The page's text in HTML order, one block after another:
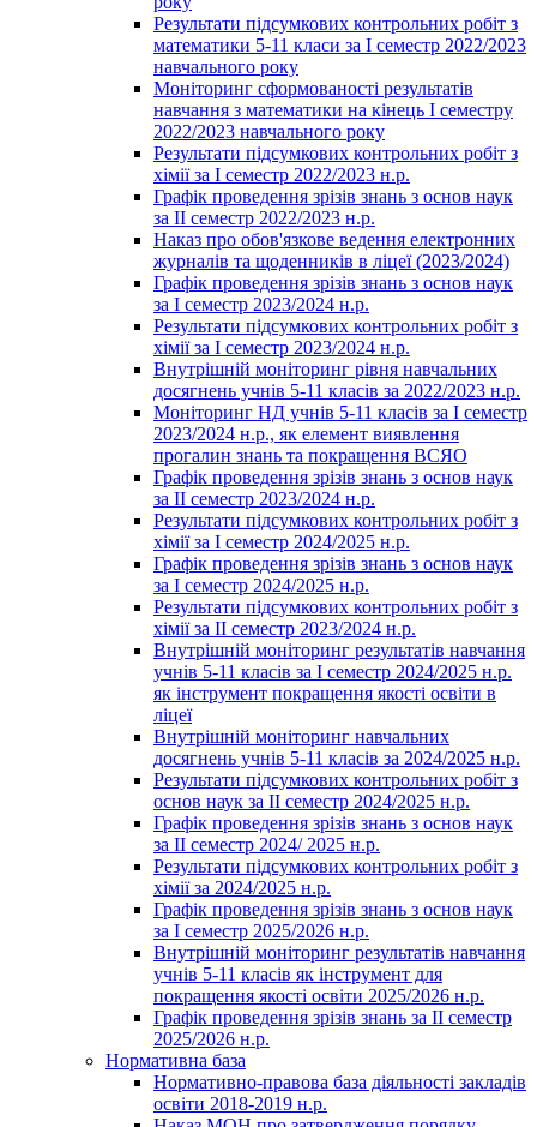
Результати підсумкових контрольних робіт з
математики 5-11 класи за І семестр 2022/2023
навчального року
Моніторинг сформованості результатів
навчання з математики на кінець І семестру
2022/2023 навчального року
Результати підсумкових контрольних робіт з
хімії за І семестр 2022/2023 н.р.
Графік проведення зрізів знань з основ наук
за ІІ семестр 2022/2023 н.р.
Наказ про обов'язкове ведення електронних
журналів та щоденників в ліцеї (2023/2024)
Графік проведення зрізів знань з основ наук
за І семестр 2023/2024 н.р.
Результати підсумкових контрольних робіт з
хімії за І семестр 2023/2024 н.р.
Внутрішній моніторинг рівня навчальних
досягнень учнів 5-11 класів за 2022/2023 н.р.
Моніторинг НД учнів 5-11 класів за І семестр
2023/2024 н.р., як елемент виявлення
прогалин знань та покращення ВСЯО
Графік проведення зрізів знань з основ наук
за ІІ семестр 2023/2024 н.р.
Результати підсумкових контрольних робіт з
хімії за І семестр 2024/2025 н.р.
Графік проведення зрізів знань з основ наук
за І семестр 2024/2025 н.р.
Результати підсумкових контрольних робіт з
хімії за ІІ семестр 2023/2024 н.р.
Внутрішній моніторинг результатів навчання
учнів 5-11 класів за І семестр 2024/2025 н.р.
як інструмент покращення якості освіти в
ліцеї
Внутрішній моніторинг навчальних
досягнень учнів 5-11 класів за 2024/2025 н.р.
Результати підсумкових контрольних робіт з
основ наук за ІІ семестр 2024/2025 н.р.
Графік проведення зрізів знань з основ наук
за ІІ семестр 2024/ 2025 н.р.
Результати підсумкових контрольних робіт з
хімії за 2024/2025 н.р.
Графік проведення зрізів знань з основ наук
за І семестр 2025/2026 н.р.
Внутрішній моніторинг результатів навчання
учнів 5-11 класів як інструмент для
покращення якості освіти 2025/2026 н.р.
Графік проведення зрізів знань за ІІ семестр
2025/2026 н.р.
Нормативна база
Нормативно-правова база діяльності закладів
освіти 2018-2019 н.р.